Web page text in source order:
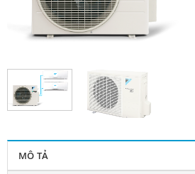
MÔ TẢ